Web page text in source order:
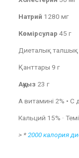
Натрий 1280 мг
Көмірсулар 45 г
Диеталық талшық
Қанттары 9 г
Ақуыз 23 г
А витамині 2% • С
Кальций 15% ·
> *2000 калория